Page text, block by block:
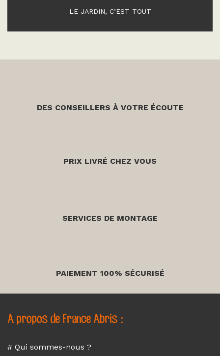
LE JARDIN, C’EST TOUT
DES CONSEILLERS À VOTRE ÉCOUTE
PRIX LIVRÉ CHEZ VOUS
SERVICES DE MONTAGE
PAIEMENT 100% SÉCURISÉ
A propos de France Abris :
# Qui sommes-nous ?